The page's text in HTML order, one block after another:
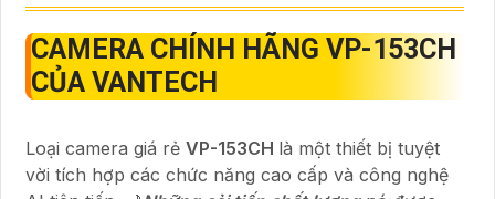
CAMERA CHÍNH HÃNG VP-153CH
CỦA VANTECH
Loại camera giá rẻ VP-153CH là một thiết bị tuyệt
vời tích hợp các chức năng cao cấp và công nghệ